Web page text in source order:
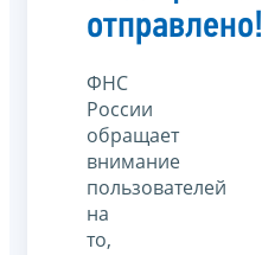
отправлено!
ФНС
России
обращает
внимание
пользователей
на
то,